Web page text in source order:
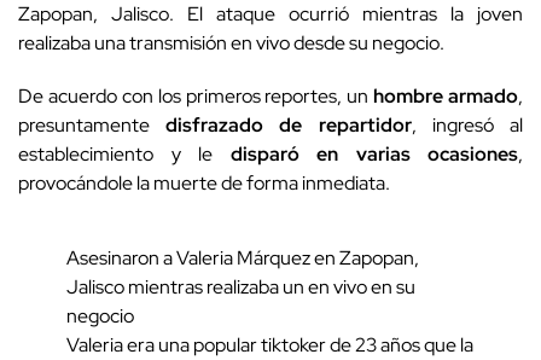
Zapopan, Jalisco. El ataque ocurrió mientras la joven
realizaba una transmisión en vivo desde su negocio.
De acuerdo con los primeros reportes, unhombre armado,
presuntamentedisfrazado de repartidor, ingresó al
establecimiento y le disparó en varias ocasiones,
provocándole la muerte de forma inmediata.
Asesinaron a Valeria Márquez en Zapopan,
Jalisco mientras realizaba un en vivo en su
negocio
Valeria era una popular tiktoker de 23 años que la